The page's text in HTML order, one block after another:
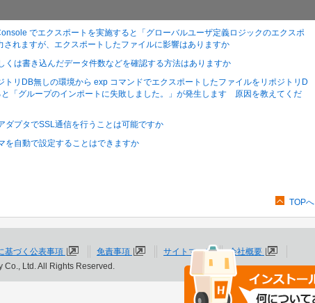
でエクスポートを実施すると「グローバルユーザ定義ロジックのエクスポ
されますが、エクスポートしたファイルに影響はありますか
くは書き込んだデータ件数などを確認する方法はありますか
トリDB無しの環境から exp コマンドでエクスポートしたファイルをリポジトリD
「グループのインポートに失敗しました。」が発生します 原因を教えてくだ
ダプタでSSL通信を行うことは可能ですか
を自動で設定することはできますか
TOPへ
基づく公表事項 免責事項 サイトマップ
会社概要
Ltd. All Rights Reserved.